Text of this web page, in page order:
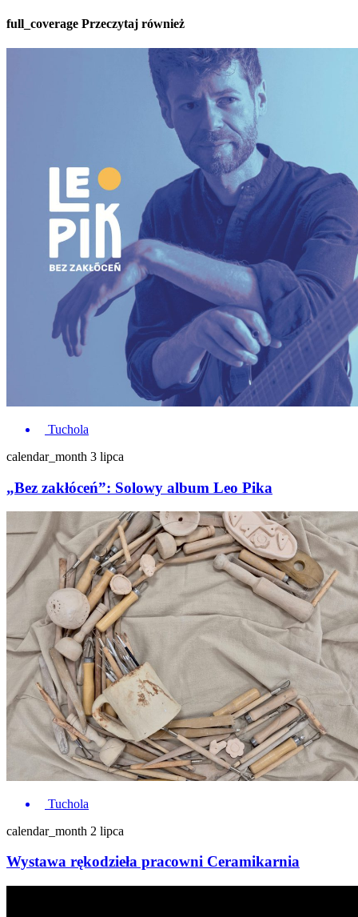
full_coverage Przeczytaj również
Tuchola
calendar_month 3 lipca
„Bez zakłóceń”: Solowy album Leo Pika
Tuchola
calendar_month 2 lipca
Wystawa rękodzieła pracowni Ceramikarnia